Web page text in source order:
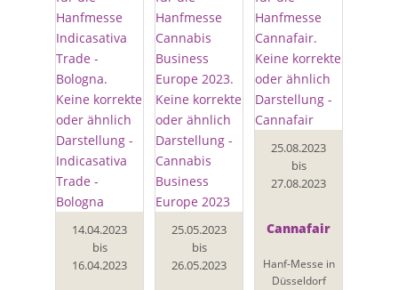
14.04.2023
bis
16.04.2023
25.05.2023
bis
26.05.2023
25.08.2023
bis
27.08.2023
Cannafair
Hanf-Messe in
Düsseldorf